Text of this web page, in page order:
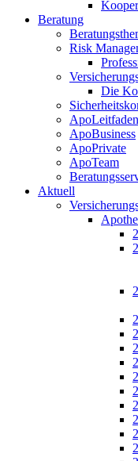
Beratung
Risk
Die
ApoLeitfaden
ApoBusiness
ApoPrivate
ApoTeam
Aktuell